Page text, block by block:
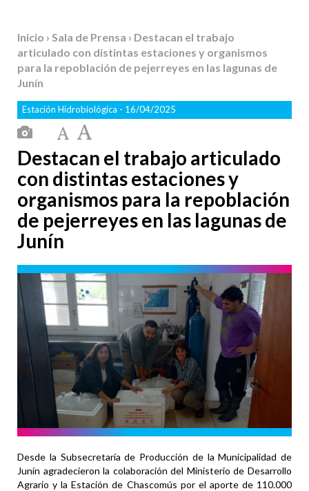
Inicio › Sala de Prensa › Destacan el trabajo
articulado con distintas estaciones y organismos
para la repoblación de pejerreyes en las lagunas de
Junín
Estación Hidrobiológica - 16/04/2025
Destacan el trabajo articulado
con distintas estaciones y
organismos para la repoblación
de pejerreyes en las lagunas de
Junín
Desde la Subsecretaría de Producción de la Municipalidad de
Junín agradecieron la colaboración del Ministerio de Desarrollo
Agrario y la Estación de Chascomús por el aporte de 110.000